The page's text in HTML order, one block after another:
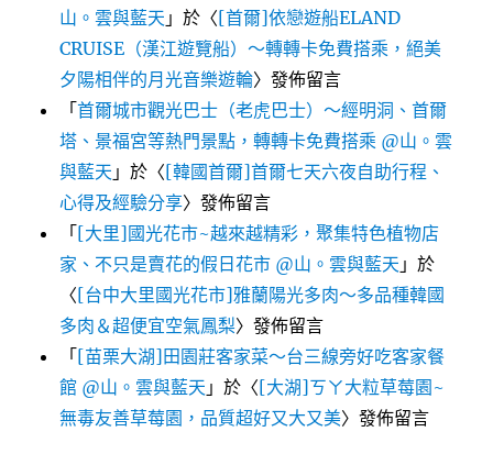
山。雲與藍天 」於〈[首爾]依戀遊船ELAND
CRUISE（漢江遊覽船）～轉轉卡免費搭乘，絕美
夕陽相伴的月光音樂遊輪〉發佈留言
「首爾城市觀光巴士（老虎巴士）～經明洞、首爾
塔、景福宮等熱門景點，轉轉卡免費搭乘 @山。雲
與藍天 」於〈[韓國首爾]首爾七天六夜自助行程、
心得及經驗分享〉發佈留言
「[大里]國光花市~越來越精彩，聚集特色植物店
家、不只是賣花的假日花市 @山。雲與藍天 」於
〈[台中大里國光花市]雅蘭陽光多肉～多品種韓國
多肉＆超便宜空氣鳳梨〉發佈留言
「[苗栗大湖]田園莊客家菜～台三線旁好吃客家餐
館 @山。雲與藍天 」於〈[大湖]ㄎㄚ大粒草莓園~
無毒友善草莓園，品質超好又大又美〉發佈留言